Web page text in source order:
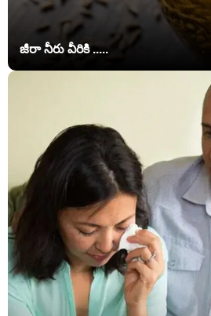
జీరా నీరు వీరికి .....